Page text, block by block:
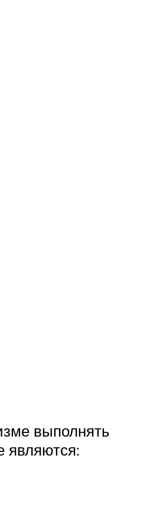
выполнять
являются: